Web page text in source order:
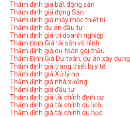
Thẩm định giá bất động sản
Thẩm định giá động Sản
Thẩm định giá máy móc thiết bị
Thẩm định dự án đầu tư
Thẩm định giá tri doanh nghiệp
Thẩm Định Giá tài sản vô hình
Thẩm định giá dự toán gói thầu
Thẩm Định Giá Dự toán, dự án xây dựng
Thẩm định giá trang thiết bị y tế
Thẩm định giá Xử lý nợ
Thẩm định giá nhà xưởng
Thẩm định giá đầu tư
Thẩm định giá tài chính định cư
Thẩm định giá tài chính du lịch
Thẩm định giá tài chính du học